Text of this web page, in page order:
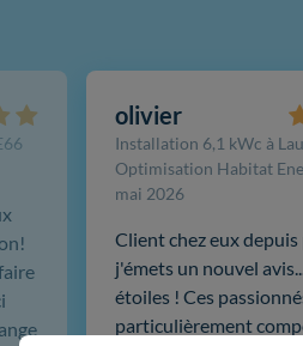
olivier
Installation 6,1 kWc à
Optimisation Habitat
mai 2026
Client chez eux depuis
j'émets un nouvel
étoiles ! Ces
particulièrement